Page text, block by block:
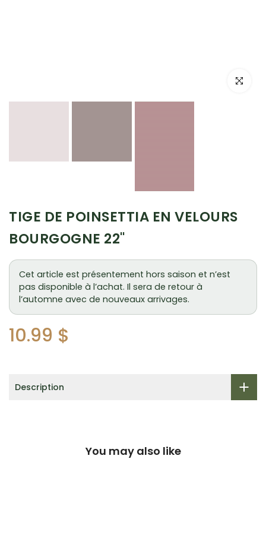
Cliquez
TIGE DE POINSETTIA EN VELOURS
BOURGOGNE 22"
Cet article est présentement hors saison et n’est
pas disponible à l’achat. Il sera de retour à
l’automne avec de nouveaux arrivages.
10.99 $
Description
You may also like